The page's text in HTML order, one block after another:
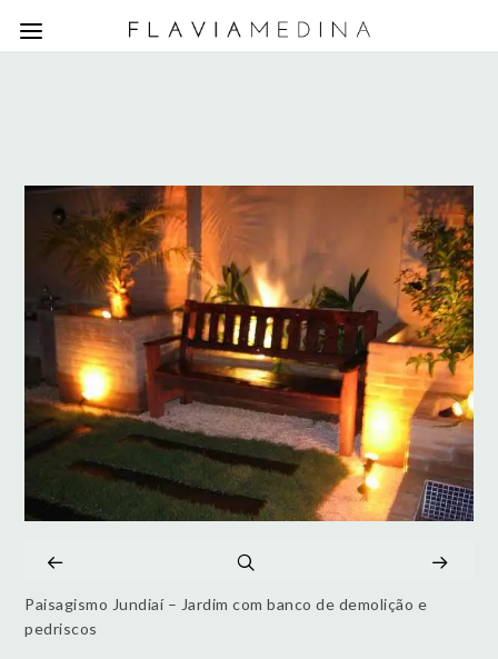
Paisagismo Jundiaí – Jardim com banco de demolição e
pedriscos